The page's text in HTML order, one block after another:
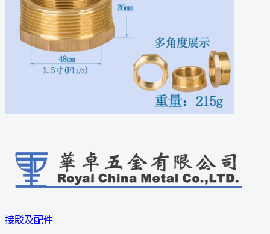
接駁及配件